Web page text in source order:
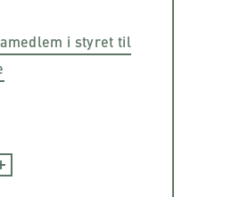
i styret til